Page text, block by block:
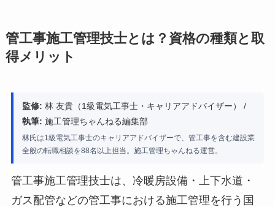
管工事施工管理技士とは？資格の種類と取
得メリット
監修: 林 友貴（1級電気工事士・キャリアアドバイザー） /
執筆: 施工管理ちゃんねる編集部
林氏は1級電気工事士のキャリアアドバイザーで、管工事を含む建設業
全般の転職相談を88名以上担当。施工管理ちゃんねる運営。
管工事施工管理技士は、冷暖房設備・上下水道・
ガス配管などの管工事における施工管理を行う国